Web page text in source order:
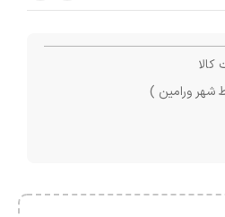
شهر ورامین )